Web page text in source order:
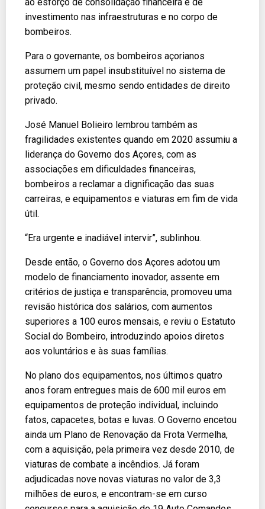
investimento nas infraestruturas e no corpo de
bombeiros.
Para o governante, os bombeiros açorianos
assumem um papel insubstituível no sistema de
proteção civil, mesmo sendo entidades de direito
privado.
José Manuel Bolieiro lembrou também as
fragilidades existentes quando em 2020 assumiu a
liderança do Governo dos Açores, com as
associações em dificuldades financeiras,
bombeiros a reclamar a dignificação das suas
carreiras, e equipamentos e viaturas em fim de vida
útil.
“Era urgente e inadiável intervir”, sublinhou.
Desde então, o Governo dos Açores adotou um
modelo de financiamento inovador, assente em
critérios de justiça e transparência, promoveu uma
revisão histórica dos salários, com aumentos
superiores a 100 euros mensais, e reviu o Estatuto
Social do Bombeiro, introduzindo apoios diretos
aos voluntários e às suas famílias.
No plano dos equipamentos, nos últimos quatro
anos foram entregues mais de 600 mil euros em
equipamentos de proteção individual, incluindo
fatos, capacetes, botas e luvas. O Governo encetou
ainda um Plano de Renovação da Frota Vermelha,
com a aquisição, pela primeira vez desde 2010, de
viaturas de combate a incêndios. Já foram
adjudicadas nove novas viaturas no valor de 3,3
milhões de euros, e encontram-se em curso